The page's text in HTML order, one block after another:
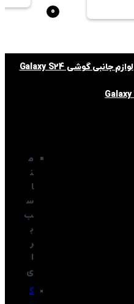
0
لوازم جانبی گوشی Galaxy S24
م
ن
ا
س
ب
ب
ر
ا
ی
گ